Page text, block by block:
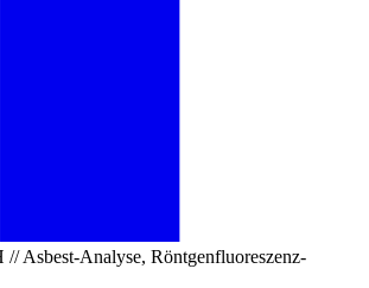
Asbest-Analyse, Röntgenfluoreszenz-